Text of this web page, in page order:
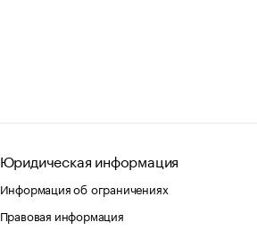
Юридическая информация
Информация об ограничениях
Правовая информация